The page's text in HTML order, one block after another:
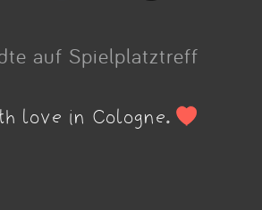
auf Spielplatztreff
love in Cologne.